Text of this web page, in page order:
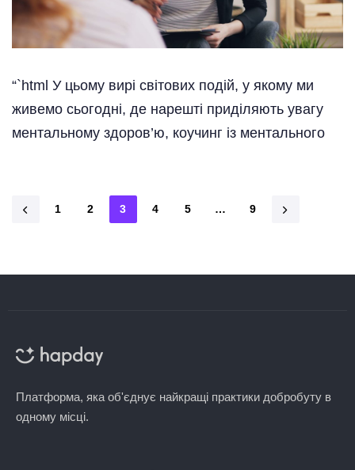
“`html У цьому вирі світових подій, у якому ми
живемо сьогодні, де нарешті приділяють увагу
ментальному здоров’ю, коучинг із ментального
1 2 3 4 5 … 9
Платформа, яка об'єднує найкращі практики добробуту в
одному місці.